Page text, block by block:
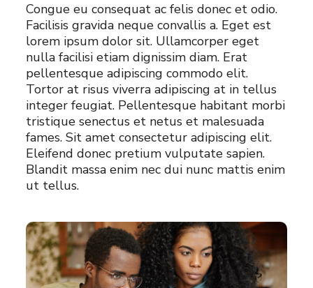
Congue eu consequat ac felis donec et odio.
Facilisis gravida neque convallis a. Eget est
lorem ipsum dolor sit. Ullamcorper eget
nulla facilisi etiam dignissim diam. Erat
pellentesque adipiscing commodo elit.
Tortor at risus viverra adipiscing at in tellus
integer feugiat. Pellentesque habitant morbi
tristique senectus et netus et malesuada
fames. Sit amet consectetur adipiscing elit.
Eleifend donec pretium vulputate sapien.
Blandit massa enim nec dui nunc mattis enim
ut tellus.